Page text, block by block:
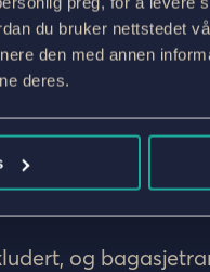
du bruker nettstedet
den med annen
deres.du følger
– langs den
dramatiske
til fjordlandsbyen
og